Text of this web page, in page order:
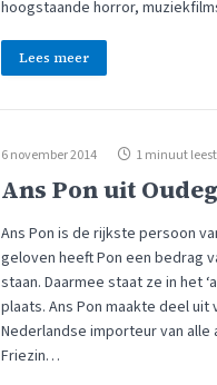
hoogstaande horror,
Lees meer
6 november 2014 1 minuut
Ans Pon uit
Ans Pon is de rijkste persoon
geloven heeft Pon een bedrag
staan. Daarmee staat ze in het
plaats. Ans Pon maakte deel
Nederlandse importeur van
Friezin…